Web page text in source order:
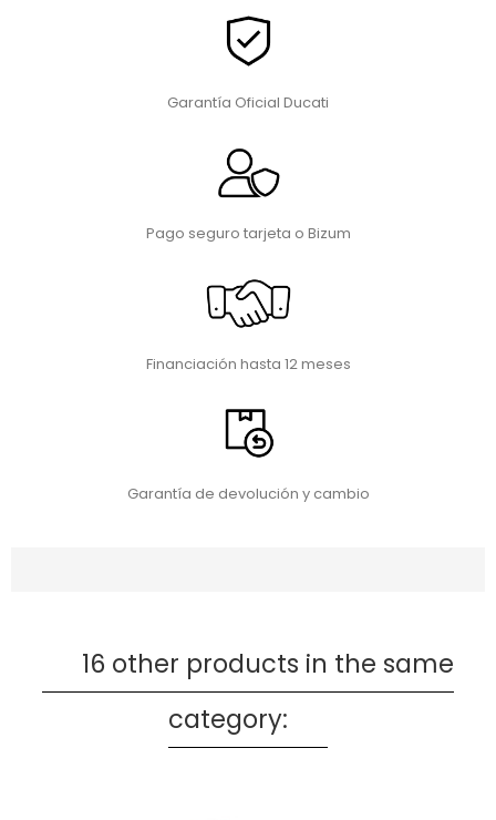
Garantía Oficial Ducati
Pago seguro tarjeta o Bizum
Financiación hasta 12 meses
Garantía de devolución y cambio
16 other products in the same
category: